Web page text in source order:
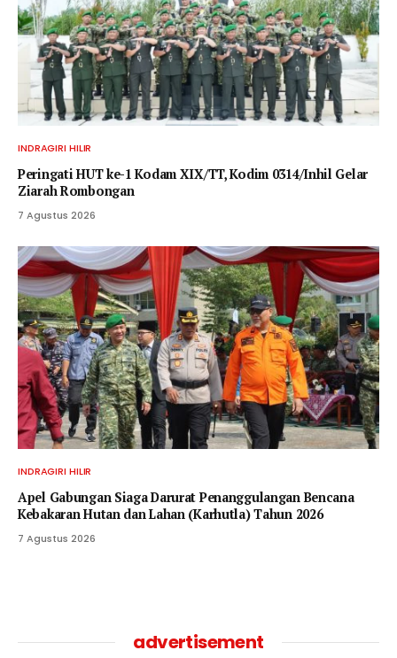
INDRAGIRI HILIR
Peringati HUT ke-1 Kodam XIX/TT, Kodim 0314/Inhil Gelar
Ziarah Rombongan
7 Agustus 2026
INDRAGIRI HILIR
Apel Gabungan Siaga Darurat Penanggulangan Bencana
Kebakaran Hutan dan Lahan (Karhutla) Tahun 2026
7 Agustus 2026
advertisement